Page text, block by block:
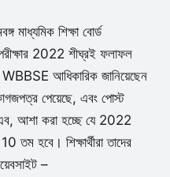
মাধ্যমিক শিক্ষা বোর্ড
2022 শীঘ্রই ফলাফল
WBBSE আধিকারিক জানিয়েছেন
পেয়েছে, এবং পোস্ট
আশা করা হচ্ছে যে 2022
তম হবে। শিক্ষার্থীরা তাদের
–